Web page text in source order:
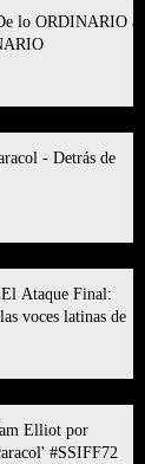
lo ORDINARIO a
- Detrás de
Ataque Final:
voces latinas de
Elliot por
#SSIFF72